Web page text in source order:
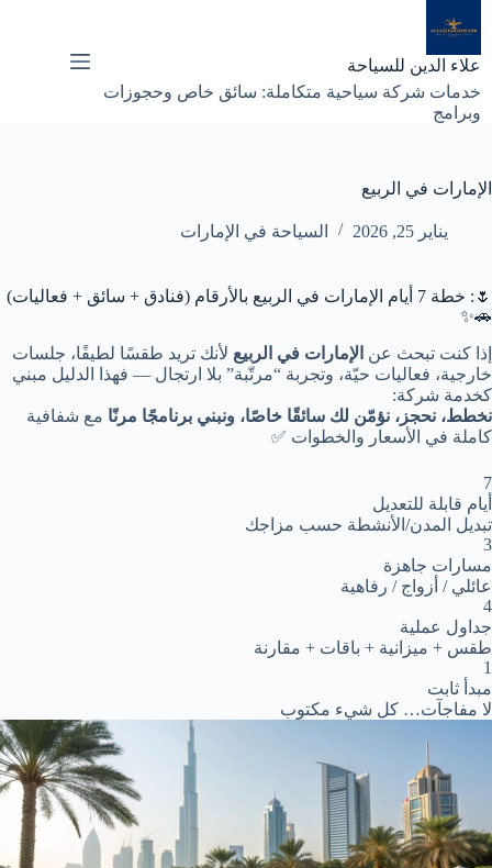
إلى
المحتوى
علاء الدين للسياحة
خدمات شركة سياحية متكاملة: سائق خاص وحجوزات
وبرامج
الإمارات في الربيع
يناير 25, 2026 السياحة في الإمارات
🌷: خطة 7 أيام الإمارات في الربيع بالأرقام (فنادق + سائق + فعاليات)
🚗✨
إذا كنت تبحث عن الإمارات في الربيع لأنك تريد طقسًا لطيفًا، جلسات
خارجية، فعاليات حيّة، وتجربة “مرتّبة” بلا ارتجال — فهذا الدليل مبني
كخدمة شركة:
نخطط، نحجز، نؤمّن لك سائقًا خاصًا، ونبني برنامجًا مرنًا مع شفافية
كاملة في الأسعار والخطوات ✅
7
أيام قابلة للتعديل
تبديل المدن/الأنشطة حسب مزاجك
3
مسارات جاهزة
عائلي / أزواج / رفاهية
4
جداول عملية
طقس + ميزانية + باقات + مقارنة
1
مبدأ ثابت
لا مفاجآت… كل شيء مكتوب